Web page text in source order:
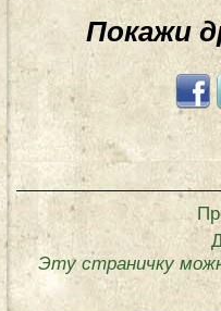
Покажи
Эту страничку